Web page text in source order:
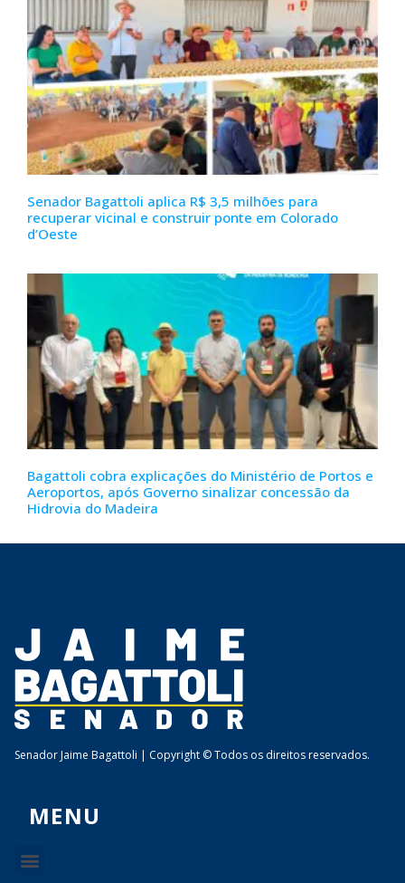
Senador Bagattoli aplica R$ 3,5 milhões para
recuperar vicinal e construir ponte em Colorado
d’Oeste
Bagattoli cobra explicações do Ministério de Portos e
Aeroportos, após Governo sinalizar concessão da
Hidrovia do Madeira
Senador Jaime Bagattoli | Copyright © Todos os direitos reservados.
MENU